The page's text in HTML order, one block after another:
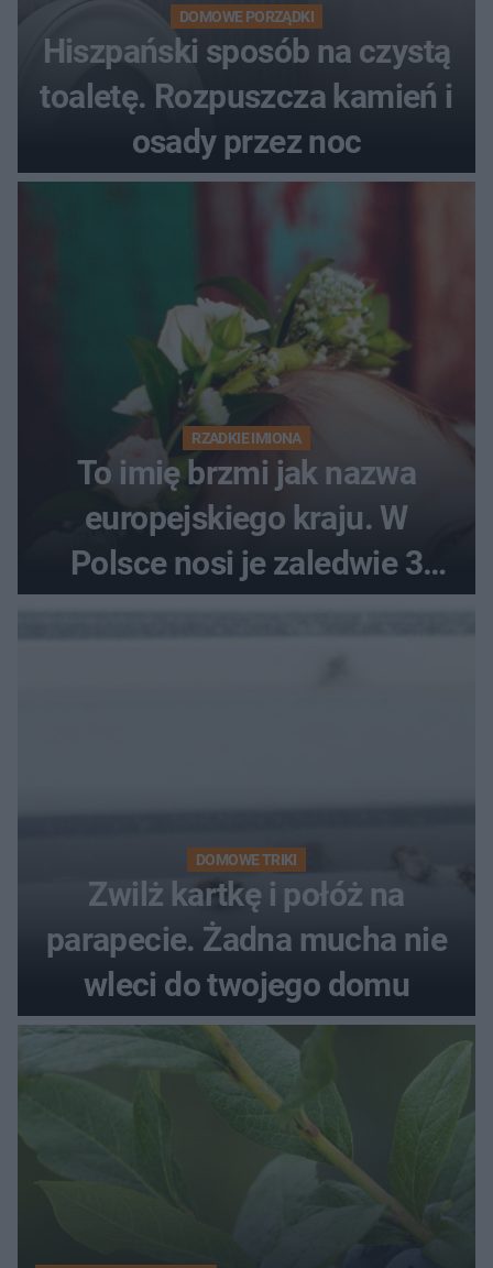
DOMOWE PORZĄDKI
Hiszpański sposób na czystą
toaletę. Rozpuszcza kamień i
osady przez noc
RZADKIE IMIONA
To imię brzmi jak nazwa
europejskiego kraju. W
Polsce nosi je zaledwie 3
DOMOWE TRIKI
Zwilż kartkę i połóż na
parapecie. Żadna mucha nie
wleci do twojego domu